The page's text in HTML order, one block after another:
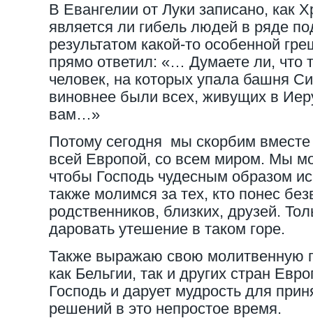
В Евангелии от Луки записано, как
является ли гибель людей в ряде
результатом какой-то особенной
прямо ответил: «… Думаете ли, что
человек, на которых упала башня
виновнее были всех, живущих в
вам…»
Потому сегодня мы скорбим вместе
всей Европой, со всем миром. Мы
чтобы Господь чудесным образом
также молимся за тех, кто понес
родственников, близких, друзей.
даровать утешение в таком горе.
Также выражаю свою молитвенную
как Бельгии, так и других стран
Господь и дарует мудрость для
решений в это непростое время.